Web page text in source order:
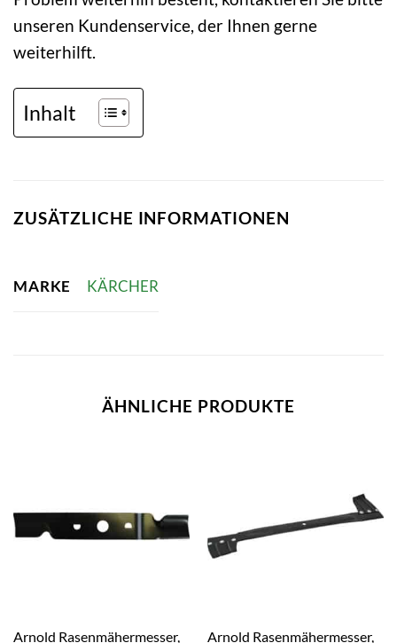
unseren Kundenservice, der Ihnen gerne
weiterhilft.
Inhalt
ZUSÄTZLICHE INFORMATIONEN
MARKE KÄRCHER
ÄHNLICHE PRODUKTE
Arnold Rasenmähermesser, Arnold Rasenmähermesser,